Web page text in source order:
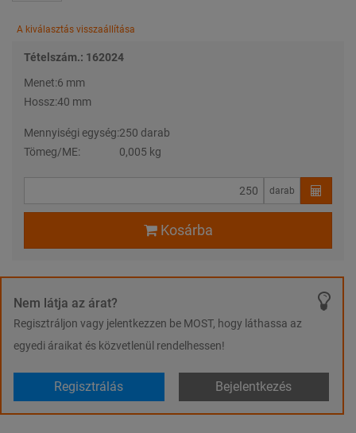
A kiválasztás visszaállítása
Tételszám.: 162024
Menet:6 mm
Hossz:40 mm
Mennyiségi egység:250 darab
Tömeg/ME:
0,005 kg
darab
Kosárba
Nem látja az árat?
Regisztráljon vagy jelentkezzen be MOST, hogy láthassa az
egyedi áraikat és közvetlenül rendelhessen!
Regisztrálás Bejelentkezés